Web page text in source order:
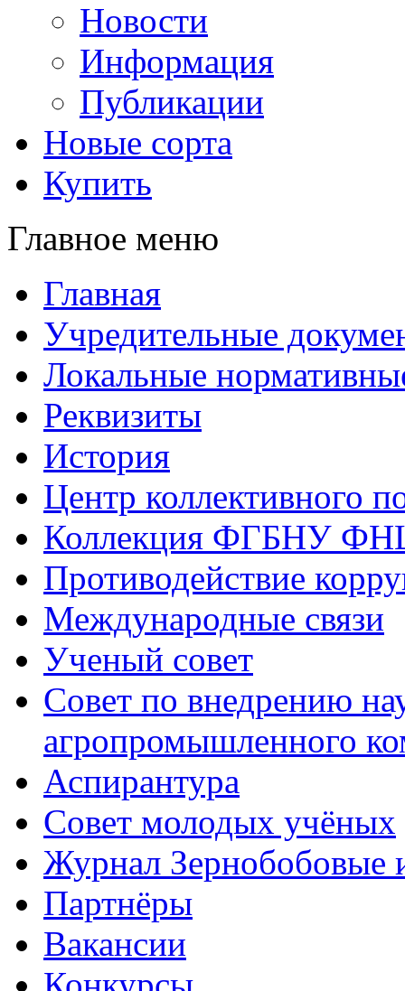
Новости
Информация
Публикации
Новые сорта
Купить
Главное меню
Главная
Учредительные
Локальные
Реквизиты
История
Центр коллективного
Коллекция ФГБНУ
Противодействие
Международные связи
Ученый совет
Совет по внедрению
агропромышленного
Аспирантура
Совет молодых учёных
Журнал Зернобобовые
Партнёры
Вакансии